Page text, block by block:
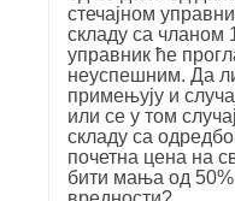
стечајном
складу са чланом
управник ће
неуспешним. Да
примењују и
или се у том
складу са
почетна цена на
бити мања од